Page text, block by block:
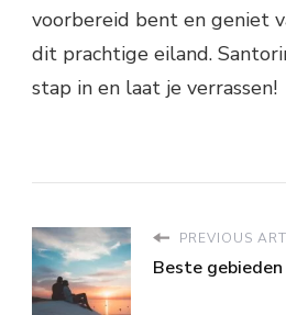
voorbereid bent en geniet
dit prachtige eiland.
stap in en laat je verrassen!
PREVIOUS
Beste